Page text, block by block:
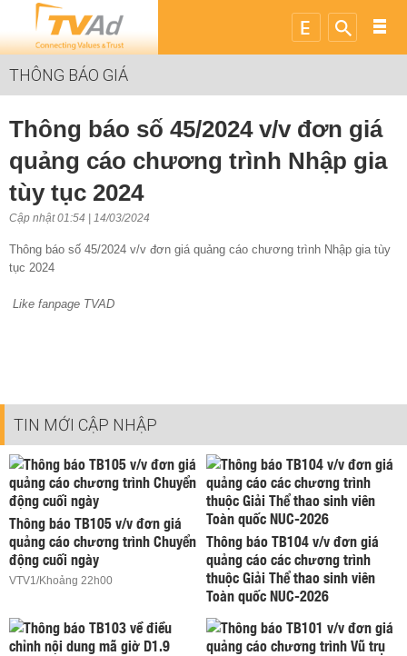
THÔNG BÁO GIÁ
Thông báo số 45/2024 v/v đơn giá
quảng cáo chương trình Nhập gia
tùy tục 2024
Cập nhật 01:54 | 14/03/2024
Thông báo số 45/2024 v/v đơn giá quảng cáo chương trình Nhập gia tùy
tục 2024
Like fanpage TVAD
TIN MỚI CẬP NHẬP
Thông báo TB105 v/v đơn giá
quảng cáo chương trình Chuyển
động cuối ngày
VTV1/Khoảng 22h00
Thông báo TB104 v/v đơn giá
quảng cáo các chương trình
thuộc Giải Thể thao sinh viên
Toàn quốc NUC-2026